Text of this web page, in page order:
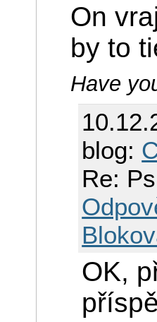
On
by to
Have
blog:
Re:
OK,